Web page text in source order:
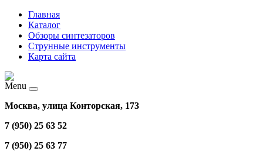
Главная
Каталог
Обзоры синтезаторов
Струнные инструменты
Карта сайта
Menu
Москва, улица Конторская, 173
7 (950) 25 63 52
7 (950) 25 63 77